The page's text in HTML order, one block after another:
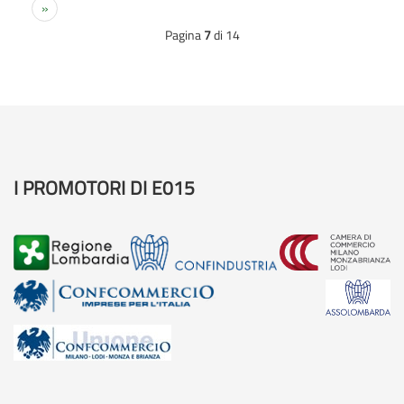
ELETTRONICA
»
Pagina7di 14
I PROMOTORI DI E015